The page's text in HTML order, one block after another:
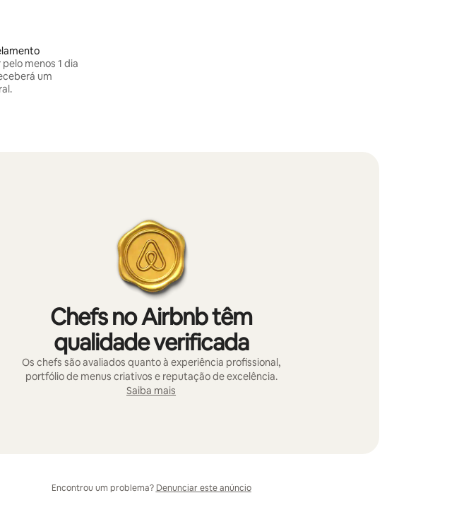
menos 1 dia
um
Chefs no Airbnb têm
qualidade verificada
Os chefs são avaliados quanto à experiência profissional,
portfólio de menus criativos e reputação de excelência.
Saiba mais
Encontrou um problema? Denunciar este anúncio